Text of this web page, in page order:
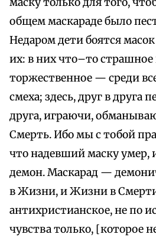
общем маскараде было
Недаром дети боятся
их: в них что–то страшное
торжественное — среди
смеха; здесь, друг в друга
друга, играючи,
Смерть. Ибо мы с тобой
что надевший маску умер,
демон. Маскарад —
в Жизни, и Жизни в
антихристианское, не по
чувства только, [которое